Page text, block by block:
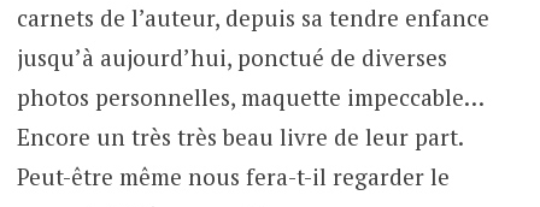
carnets de l’auteur, depuis sa tendre enfance
jusqu’à aujourd’hui, ponctué de diverses
photos personnelles, maquette impeccable…
Encore un très très beau livre de leur part.
Peut-être même nous fera-t-il regarder le